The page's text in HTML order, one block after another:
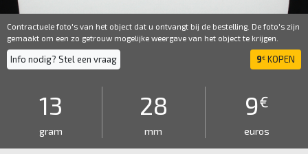
Contractuele foto's van het object dat u ontvangt bij de bestelling. De foto's zijn
gemaakt om een ​​zo getrouw mogelijke weergave van het object te krijgen.
Info nodig? Stel een vraag 9€ KOPEN
13
gram
28
mm
9€
euros